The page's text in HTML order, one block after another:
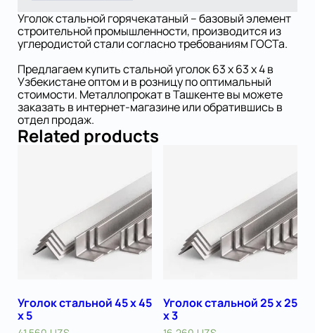
Уголок стальной горячекатаный – базовый элемент
строительной промышленности, производится из
углеродистой стали согласно требованиям ГОСТа.
Предлагаем купить стальной уголок 63 х 63 x 4 в
Узбекистане оптом и в розницу по оптимальный
стоимости. Металлопрокат в Ташкенте вы можете
заказать в интернет-магазине или обратившись в
отдел продаж.
Related products
Уголок стальной 45 х 45
x 5
Уголок стальной 25 х 25
x 3